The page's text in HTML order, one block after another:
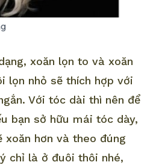
xoăn lọn to và xoăn
lọn nhỏ sẽ thích hợp với
Với tóc dài thì nên để
bạn sở hữu mái tóc dày,
xoăn hơn và theo đúng
chỉ là ở đuôi thôi nhé,